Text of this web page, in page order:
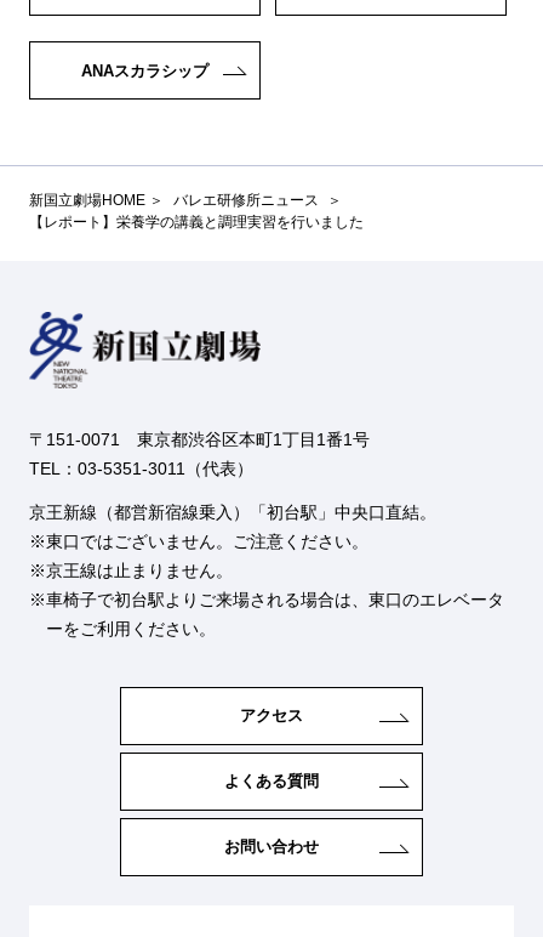
ANAスカラシップ
新国立劇場HOME
バレエ研修所ニュース
【レポート】栄養学の講義と調理実習を行いました
〒151-0071 東京都渋谷区本町1丁目1番1号
TEL：03-5351-3011（代表）
京王新線（都営新宿線乗入）「初台駅」中央口直結。
東口ではございません。ご注意ください。
京王線は止まりません。
車椅子で初台駅よりご来場される場合は、東口のエレベータ
ーをご利用ください。
アクセス
よくある質問
お問い合わせ